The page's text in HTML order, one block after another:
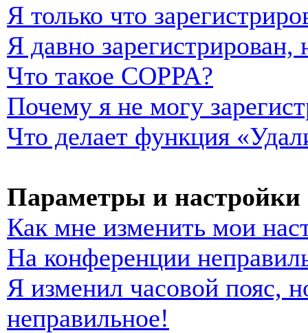
Я только что
Я давно
Что такое COPPA?
Почему я не могу
Что делает функция
Параметры и настройки
Как мне изменить мои
На конференции
Я изменил часовой пояс,
неправильное!